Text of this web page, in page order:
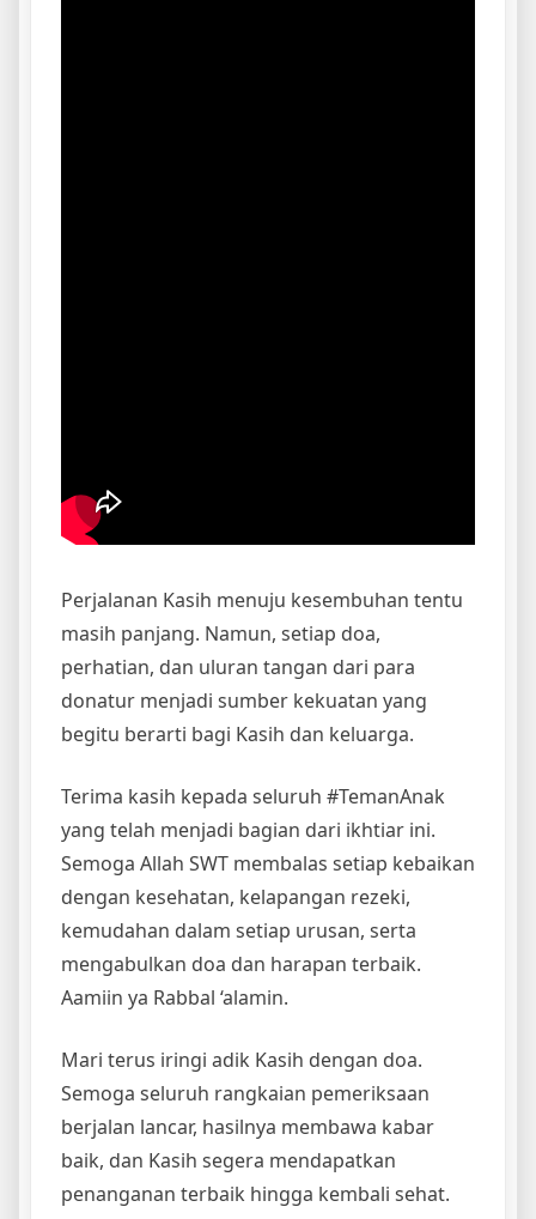
Perjalanan Kasih menuju kesembuhan tentu
masih panjang. Namun, setiap doa,
perhatian, dan uluran tangan dari para
donatur menjadi sumber kekuatan yang
begitu berarti bagi Kasih dan keluarga.
Terima kasih kepada seluruh #TemanAnak
yang telah menjadi bagian dari ikhtiar ini.
Semoga Allah SWT membalas setiap kebaikan
dengan kesehatan, kelapangan rezeki,
kemudahan dalam setiap urusan, serta
mengabulkan doa dan harapan terbaik.
Aamiin ya Rabbal ‘alamin.
Mari terus iringi adik Kasih dengan doa.
Semoga seluruh rangkaian pemeriksaan
berjalan lancar, hasilnya membawa kabar
baik, dan Kasih segera mendapatkan
penanganan terbaik hingga kembali sehat.